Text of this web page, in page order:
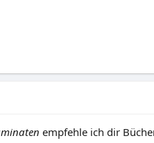
empfehle ich dir